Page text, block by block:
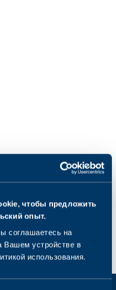
чтобы предложить
опыт.
соглашаетесь на
Вашем устройстве в
использования.